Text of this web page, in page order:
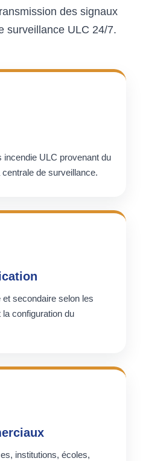
des signaux
surveillance ULC 24/7.
ULC provenant du
de surveillance.
secondaire selon les
configuration du
institutions, écoles,